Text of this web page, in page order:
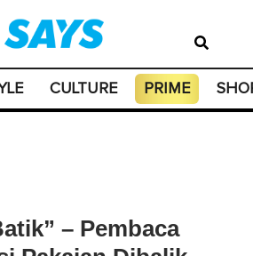
CULTURE PRIME
– Pembaca